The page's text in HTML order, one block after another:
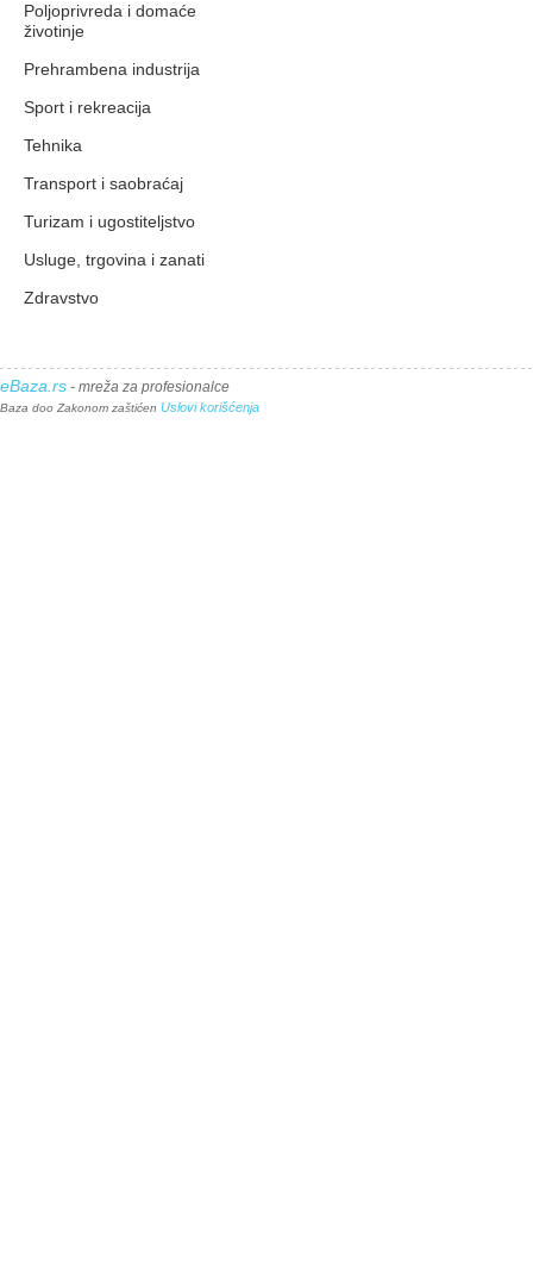
Poljoprivreda i domaće
životinje
Prehrambena industrija
Sport i rekreacija
Tehnika
Transport i saobraćaj
Turizam i ugostiteljstvo
Usluge, trgovina i zanati
Zdravstvo
eBaza.rs - mreža za profesionalce
Baza doo Zakonom zaštićen Uslovi korišćenja